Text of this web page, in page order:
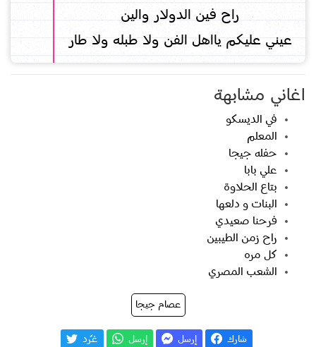
راح فين الدولار والين
عيني عليكم يااهل الفن ولا طبله ولا طار
اغاني مشابهة
في الديسكو
المعلم
حفله جيجا
علي بابا
بتاع الحلاوة
البنات و دلعها
فرحنا صعيدي
راح زمن الطيبين
كل مره
الشعب المصري
عصام جيجا
شارك إرسل إرسل غـّرد